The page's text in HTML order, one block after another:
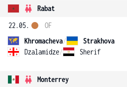
Rabat
22.05.
Khromacheva/
Strakhova
Dzalamidze/ Sherif
OF
Monterrey